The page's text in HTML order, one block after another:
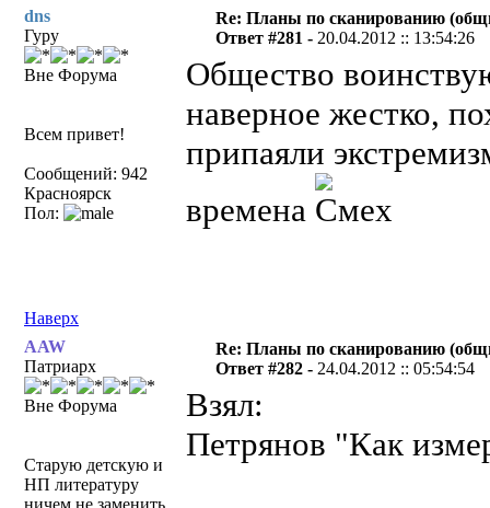
dns
Гуру
Вне Форума
Всем привет!
Сообщений: 942
Красноярск
Пол:
Re: Планы по сканированию
Ответ #281 - 20.04.2012 :: 13:54:26
Общество
наверное жестко,
припаяли
времена
Наверх
AAW
Патриарх
Вне Форума
Старую детскую и
НП литературу
ничем не заменить
Re: Планы по сканированию
Ответ #282 - 24.04.2012 :: 05:54:54
Взял:
Петрянов "Как